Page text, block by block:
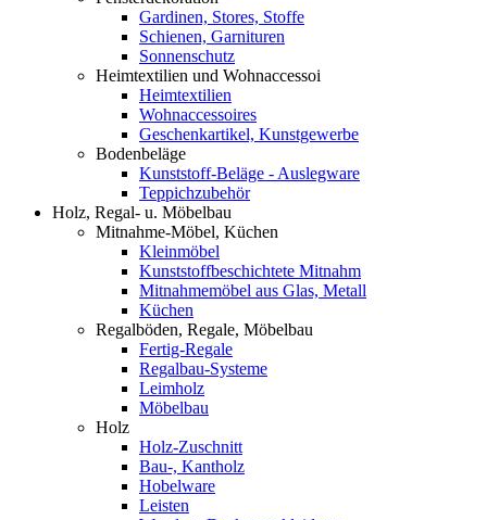
Gardinen, Stores, Stoffe
Schienen, Garnituren
Sonnenschutz
Heimtextilien und Wohnaccessoi
Heimtextilien
Wohnaccessoires
Geschenkartikel, Kunstgewerbe
Bodenbeläge
Kunststoff-Beläge - Auslegware
Teppichzubehör
Holz, Regal- u. Möbelbau
Mitnahme-Möbel, Küchen
Kleinmöbel
Kunststoffbeschichtete Mitnahm
Mitnahmemöbel aus Glas, Metall
Küchen
Regalböden, Regale, Möbelbau
Fertig-Regale
Regalbau-Systeme
Leimholz
Möbelbau
Holz
Holz-Zuschnitt
Bau-, Kantholz
Hobelware
Leisten